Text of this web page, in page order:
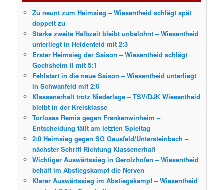
Zu neunt zum Heimsieg – Wiesentheid schlägt spät
doppelt zu
Starke zweite Halbzeit bleibt unbelohnt – Wiesentheid
unterliegt in Heidenfeld mit 2:3
Erster Heimsieg der Saison – Wiesentheid schlägt
Gochsheim II mit 5:1
Fehlstart in die neue Saison – Wiesentheid unterliegt
in Schwanfeld mit 2:6
Klassenerhalt trotz Niederlage – TSV/DJK Wiesentheid
bleibt in der Kreisklasse
Torloses Remis gegen Frankenwinheim –
Entscheidung fällt am letzten Spieltag
2:0 Heimsieg gegen SG Geusfeld/Untersteinbach –
nächster Schritt Richtung Klassenerhalt
Wichtiger Auswärtssieg in Gerolzhofen – Wiesentheid
behält im Abstiegskampf die Nerven
Klarer Auswärtssieg im Abstiegskampf – Wiesentheid